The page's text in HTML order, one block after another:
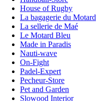
House of Rugby
La bagagerie du Motard
La sellerie de Maé
Le Motard Bleu
Made in Paradis
Nauti-wave
On-Fight
Padel-Expert
Pecheur-Store
Pet and Garden
Slowood Interior